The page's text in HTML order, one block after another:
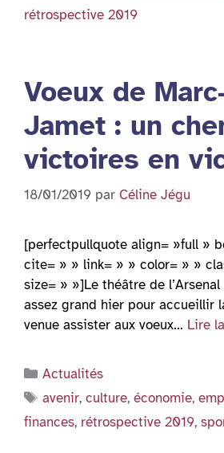
rétrospective 2019
Voeux de
Jamet : un
victoires en
18/01/2019 par Céline Jégu
[perfectpullquote align= »full »
cite= » » link= » » color= » »
size= » »]Le théâtre de
assez grand hier pour accueillir
venue assister aux voeux… Lire
Catégories
Actualités
Étiquettes
avenir,culture,économie,
finances, rétrospective 2019,